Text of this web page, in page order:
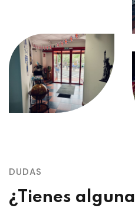
DUDAS
¿Tienes alguna